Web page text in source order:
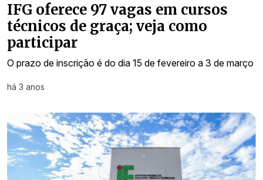
IFG oferece 97 vagas em cursos
técnicos de graça; veja como
participar
O prazo de inscrição é do dia 15 de fevereiro a 3 de março
há 3 anos